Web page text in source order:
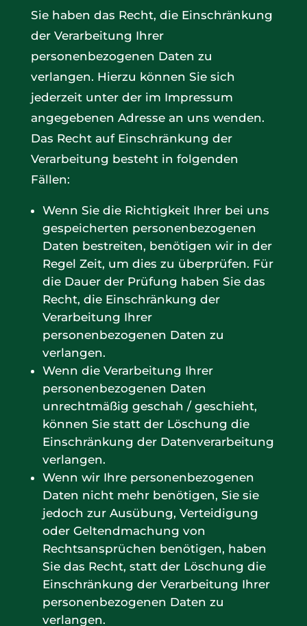
Sie haben das Recht, die Einschränkung
der Verarbeitung Ihrer
personenbezogenen Daten zu
verlangen. Hierzu können Sie sich
jederzeit unter der im Impressum
angegebenen Adresse an uns wenden.
Das Recht auf Einschränkung der
Verarbeitung besteht in folgenden
Fällen:
Wenn Sie die Richtigkeit Ihrer bei uns
gespeicherten personenbezogenen
Daten bestreiten, benötigen wir in der
Regel Zeit, um dies zu überprüfen. Für
die Dauer der Prüfung haben Sie das
Recht, die Einschränkung der
Verarbeitung Ihrer
personenbezogenen Daten zu
verlangen.
Wenn die Verarbeitung Ihrer
personenbezogenen Daten
unrechtmäßig geschah / geschieht,
können Sie statt der Löschung die
Einschränkung der Datenverarbeitung
verlangen.
Wenn wir Ihre personenbezogenen
Daten nicht mehr benötigen, Sie sie
jedoch zur Ausübung, Verteidigung
oder Geltendmachung von
Rechtsansprüchen benötigen, haben
Sie das Recht, statt der Löschung die
Einschränkung der Verarbeitung Ihrer
personenbezogenen Daten zu
verlangen.